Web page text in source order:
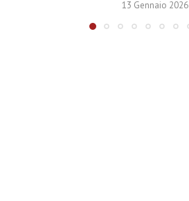
13 Gennaio 2026